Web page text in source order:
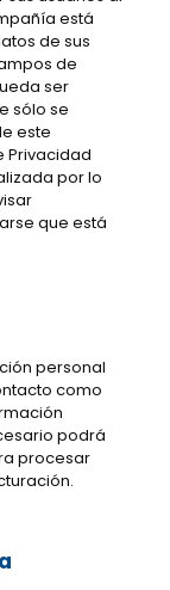
está
de sus
de
ser
sólo se
este
Privacidad
por lo
que está
personal
como
podrá
procesar